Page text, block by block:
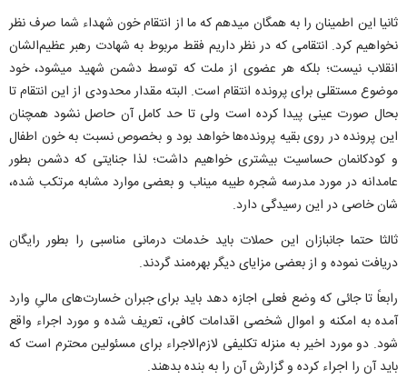
ثانیا این اطمینان را به همگان میدهم که ما از انتقام خون شهداء شما صرف نظر
نخواهیم کرد. انتقامی که در نظر داریم فقط مربوط به شهادت رهبر عظیم‌الشان
انقلاب نیست؛ بلکه هر عضوی از ملت که توسط دشمن شهید میشود، خود
موضوع مستقلی برای پرونده انتقام است. البته مقدار محدودی از این انتقام تا
بحال صورت عینی پیدا کرده است ولی تا حد کامل آن حاصل نشود همچنان
این پرونده در روی بقیه پرونده‌ها خواهد بود و بخصوص نسبت به خون اطفال
و کودکانمان حساسیت بیشتری خواهیم داشت؛ لذا جنایتی که دشمن بطور
عامدانه در مورد مدرسه شجره طیبه میناب و بعضی موارد مشابه مرتکب شده،
شان خاصی در این رسیدگی دارد.
ثالثا حتما جانبازان این حملات باید خدمات درمانی مناسبی را بطور رایگان
دریافت نموده و از بعضی مزایای دیگر بهره‌مند گردند.
رابعاً تا جائی که وضع فعلی اجازه دهد باید برای جبران خسارت‌های مالیِ وارد
آمده به امکنه و اموال شخصی اقدامات کافی، تعریف شده و مورد اجراء واقع
شود. دو مورد اخیر به منزله تکلیفی لازم‌الاجراء برای مسئولین محترم است که
باید آن را اجراء کرده و گزارش آن را به بنده بدهند.